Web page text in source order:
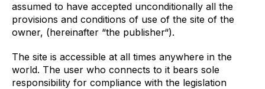
assumed to have accepted unconditionally all the
provisions and conditions of use of the site of the
owner, (hereinafter “the publisher“).
The site is accessible at all times anywhere in the
world. The user who connects to it bears sole
responsibility for compliance with the legislation